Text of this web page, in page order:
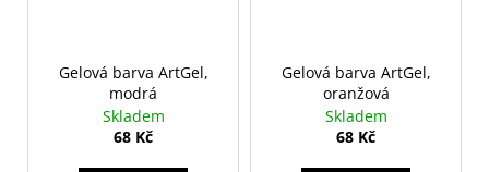
Gelová barva ArtGel,
modrá
Skladem
68 Kč
Gelová barva ArtGel,
oranžová
Skladem
68 Kč